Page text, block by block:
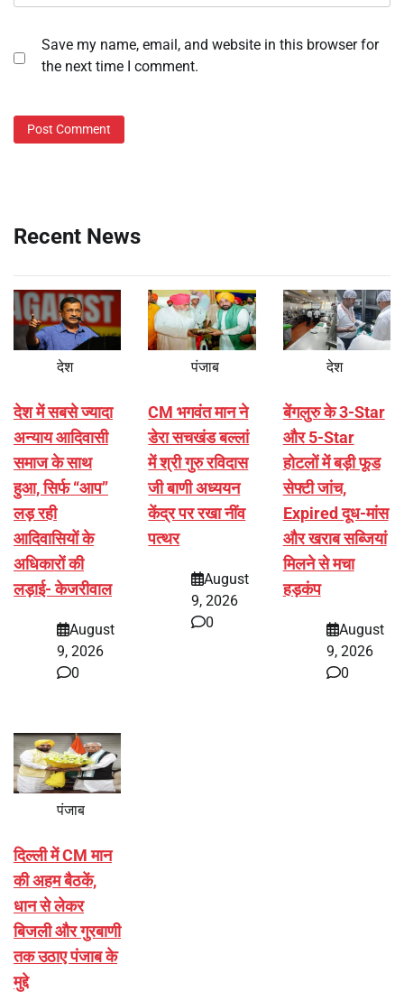
Save my name, email, and website in this browser for
the next time I comment.
Recent News
देश
देश में सबसे ज्यादा
अन्याय आदिवासी
समाज के साथ
हुआ, सिर्फ ‘‘आप’’
लड़ रही
आदिवासियों के
अधिकारों की
लड़ाई- केजरीवाल
August
9, 2026
0
पंजाब
CM भगवंत मान ने
डेरा सचखंड बल्लां
में श्री गुरु रविदास
जी बाणी अध्ययन
केंद्र पर रखा नींव
पत्थर
August
9, 2026
0
देश
बेंगलुरु के 3-Star
और 5-Star
होटलों में बड़ी फूड
सेफ्टी जांच,
Expired दूध-मांस
और खराब सब्जियां
मिलने से मचा
हड़कंप
August
9, 2026
0
पंजाब
दिल्ली में CM मान
की अहम बैठकें,
धान से लेकर
बिजली और गुरबाणी
तक उठाए पंजाब के
मुद्दे